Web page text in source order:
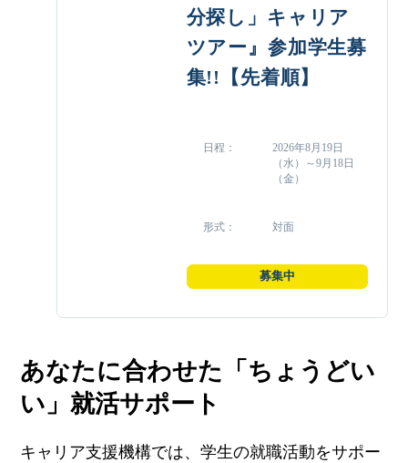
分探し」キャリア
ツアー』参加学生募
集!!【先着順】
日程
2026年8月19日
（水）～9月18日
（金）
形式 対面
募集中
あなたに合わせた「ちょうどい
い」就活サポート
キャリア支援機構では、学生の就職活動をサポー